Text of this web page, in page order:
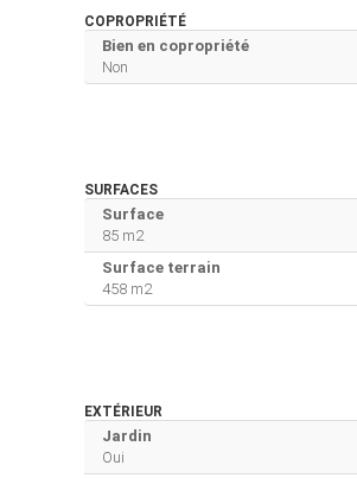
COPROPRIÉTÉ
Bien en copropriété
Non
SURFACES
Surface
85 m2
Surface terrain
458 m2
EXTÉRIEUR
Jardin
Oui